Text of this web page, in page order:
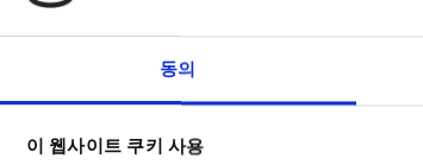
동의
이 웹사이트 쿠키 사용
홀
A
이팅